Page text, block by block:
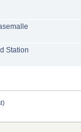
Station